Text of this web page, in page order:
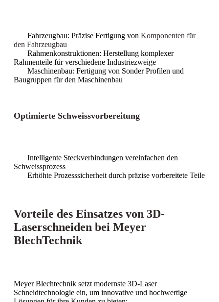
Fahrzeugbau: Präzise Fertigung von Komponenten für
den Fahrzeugbau
Rahmenkonstruktionen: Herstellung komplexer
Rahmenteile für verschiedene Industriezweige
Maschinenbau: Fertigung von Sonder Profilen und
Baugruppen für den Maschinenbau
Optimierte Schweissvorbereitung
Intelligente Steckverbindungen vereinfachen den
Schweissprozess
Erhöhte Prozesssicherheit durch präzise vorbereitete Teile
Vorteile des Einsatzes von 3D-
Laserschneiden bei Meyer
BlechTechnik
Meyer Blechtechnik setzt modernste 3D-Laser
Schneidtechnologie ein, um innovative und hochwertige